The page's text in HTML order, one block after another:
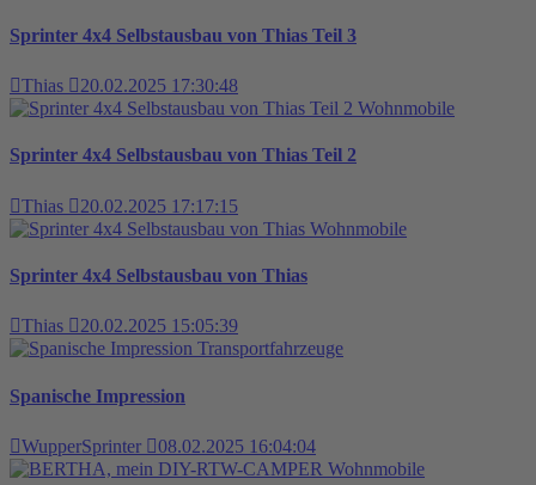
Sprinter 4x4 Selbstausbau von Thias Teil 3
Thias
20.02.2025 17:30:48
Wohnmobile
Sprinter 4x4 Selbstausbau von Thias Teil 2
Thias
20.02.2025 17:17:15
Wohnmobile
Sprinter 4x4 Selbstausbau von Thias
Thias
20.02.2025 15:05:39
Transportfahrzeuge
Spanische Impression
WupperSprinter
08.02.2025 16:04:04
Wohnmobile